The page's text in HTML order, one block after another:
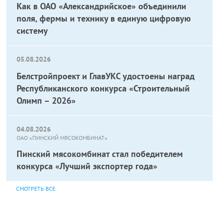
Как в ОАО «Александрийское» объединили
поля, фермы и технику в единую цифровую
систему
05.08.2026
Белстройпроект и ГлавУКС удостоены наград
Республиканского конкурса «Строительный
Олимп – 2026»
04.08.2026
ОАО «ПИНСКИЙ МЯСОКОМБИНАТ»
Пинский мясокомбинат стал победителем
конкурса «Лучший экспортер года»
СМОТРЕТЬ ВСЕ